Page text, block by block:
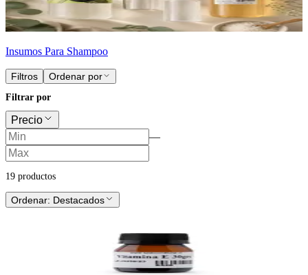
Insumos Para Shampoo
Filtros Ordenar por
Filtrar por
Precio
—
19 productos
Ordenar: Destacados